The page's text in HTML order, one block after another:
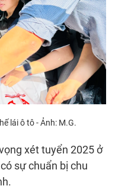
lái ô tô - Ảnh: M.G.
xét tuyển 2025ở
sự chuẩn bị chu